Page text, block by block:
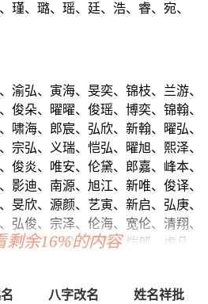
瑾、璐、瑶、廷、浩、睿、宛、
渝弘、寅海、旻奕、锦枝、兰游、
俊朵、曜曜、俊瑶、博奕、锦翰、
啸海、郎宸、弘欣、新翰、曜弘、
宗弘、义瑞、恺弘、曜旭、熙泽、
俊炎、唯安、伦黛、郎嘉、峰本、
影迪、南源、旭江、新唯、俊译、
旻欣、源颜、艺寅、新启、弘庚、
弘俊、宗泽、伦海、宽伦、清翔、
晨浩、云梁、振颜、恺郎、虎凡、
桦颜、宇博、旻俊、易君、信曦、
剩余16%的内容
八字改名 姓名祥批